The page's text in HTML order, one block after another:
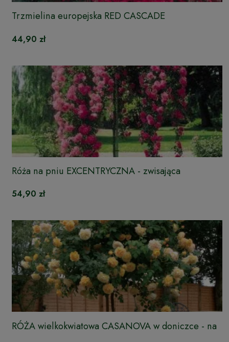
Trzmielina europejska RED CASCADE
44,90 zł
Róża na pniu EXCENTRYCZNA - zwisająca
54,90 zł
RÓŻA wielkokwiatowa CASANOVA w doniczce - na